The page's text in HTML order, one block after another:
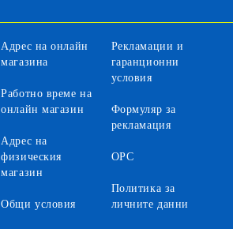
Адрес на онлайн
магазина
Работно време на
онлайн магазин
Адрес на
физическия
магазин
Общи условия
Рекламации и
гаранционни
условия
Формуляр за
рекламация
ОРС
Политика за
личните данни